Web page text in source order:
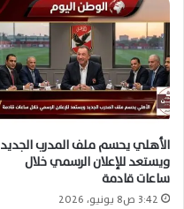
الأهلي يحسم ملف المدرب الجديد
ويستعد للإعلان الرسمي خلال
ساعات قادمة
3:42 ص8 يونيو، 2026